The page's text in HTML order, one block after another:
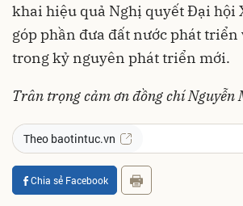
khai hiệu quả Nghị quyết Đại hội
góp phần đưa đất nước phát
trong kỷ nguyên phát triển mới.
Trân trọng cảm ơn đồng chí Nguyễn
Theo baotintuc.vn
Chia sẻ Facebook